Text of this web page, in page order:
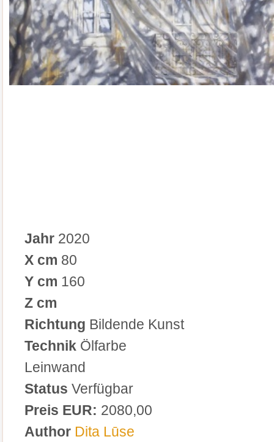
Jahr 2020
X cm 80
Y cm 160
Z cm
Richtung Bildende Kunst
Technik Ölfarbe
Leinwand
Status Verfügbar
Preis EUR: 2080,00
Author Dita Lūse